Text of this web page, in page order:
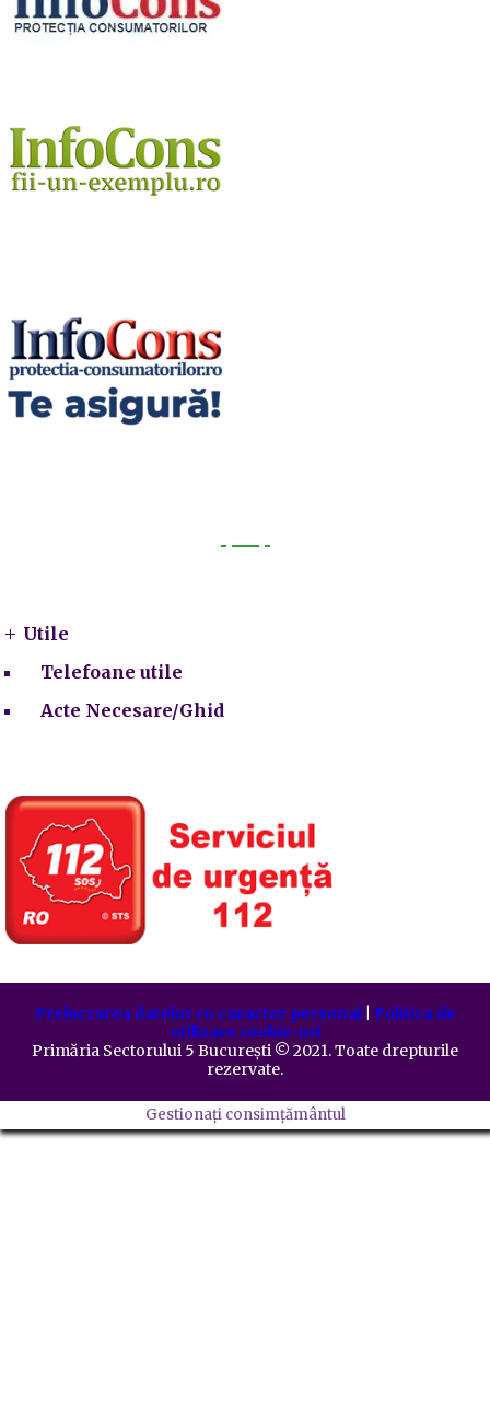
Utile
Telefoane utile
Acte Necesare/Ghid
Prelucrarea datelor cu caracter personal| Politica de
utilizare cookie-uri
Primăria Sectorului 5 București ©️ 2021. Toate drepturile
rezervate.
Gestionați consimțământul